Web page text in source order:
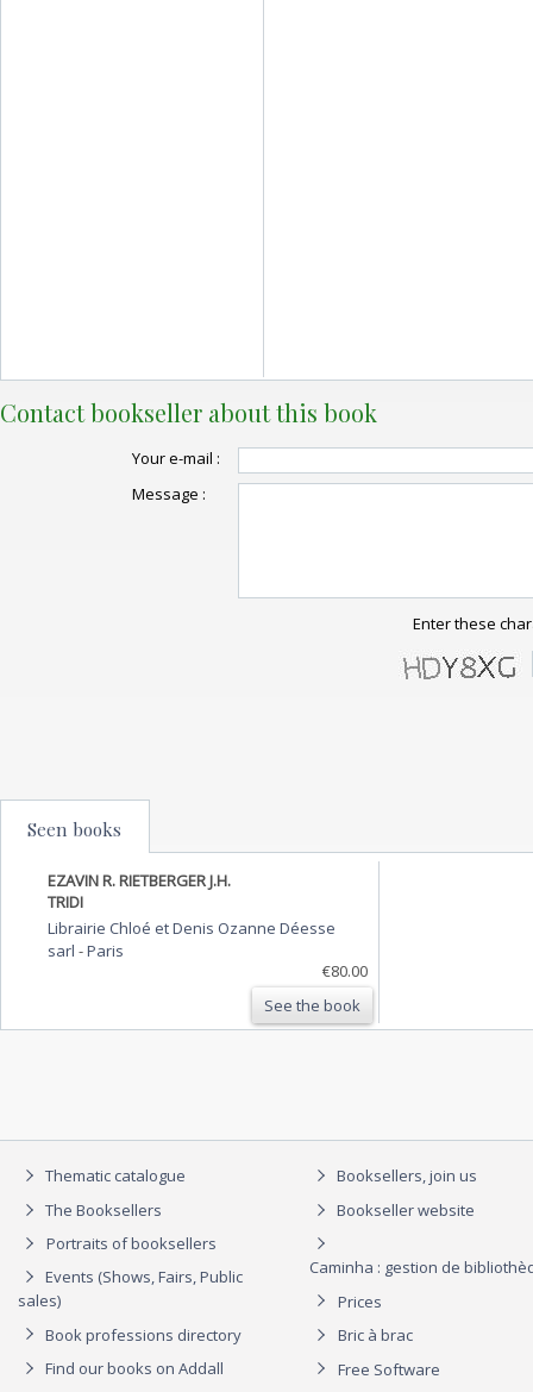
Contact bookseller about this book
Your e-mail :
Message :
Enter these
Seen books
EZAVIN R. RIETBERGER J.H.
TRIDI
Librairie Chloé et Denis Ozanne Déesse
sarl -Paris
€80.00
See the book
Thematic catalogue
The Booksellers
Portraits of booksellers
Events (Shows, Fairs, Public
sales)
Book professions directory
Find our books on Addall
Booksellers, join us
Bookseller website
Caminha : gestion de
Prices
Bric à brac
Free Software